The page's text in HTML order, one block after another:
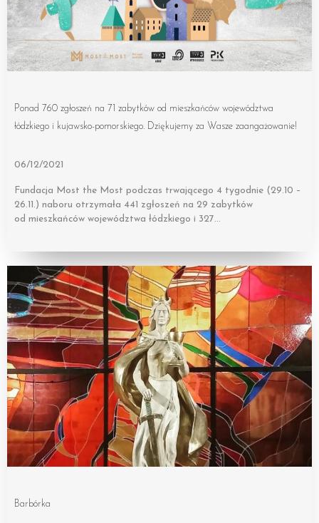
Ponad 760 zgłoszeń na 71 zabytków od mieszkańców województwa
łódzkiego i kujawsko-pomorskiego. Dziękujemy za Wasze zaangażowanie!
06/12/2021
Fundacja Most the Most podczas trwającego 4 tygodnie (29.10 –
26.11.) naboru otrzymała 441 zgłoszeń na 29 zabytków
od mieszkańców województwa łódzkiego i 327…
Barbórka